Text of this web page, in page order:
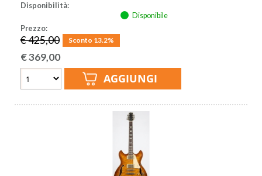
Disponibilità:
Disponibile
Prezzo:
€ 425,00 Sconto 13.2%
€369,00